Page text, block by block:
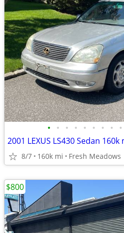
• • • • • • • • •
8/7 160k mi Fresh Meadows
$800